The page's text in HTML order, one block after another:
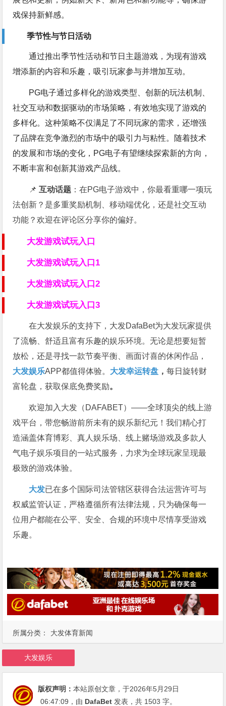
所属分类： 大发体育新闻
戏保持新鲜感。
季节性与节日活动
通过推出季节性活动和节日主题游戏，为现有游戏
增添新的内容和乐趣，吸引玩家参与并增加互动。
PG电子通过多样化的游戏类型、创新的玩法机制、
社交互动和数据驱动的市场策略，有效地实现了游戏的
多样化。这种策略不仅满足了不同玩家的需求，还增强
了品牌在竞争激烈的市场中的吸引力与粘性。随着技术
的发展和市场的变化，PG电子有望继续探索新的方向，
不断丰富和创新其游戏产品线。
📌互动话题 ：在PG电子游戏中，你最看重哪一项玩
法创新？是多重奖励机制、移动端优化，还是社交互动
功能？欢迎在评论区分享你的偏好。
大发游戏试玩入口
大发游戏试玩入口1
大发游戏试玩入口2
大发游戏试玩入口3
在大发娱乐的支持下，大发DafaBet为大发玩家提供
了流畅、舒适且富有乐趣的娱乐环境。无论是想要短暂
放松，还是寻找一款节奏平衡、画面讨喜的休闲作品，
大发娱乐APP都值得体验。 大发幸运转盘 ，每日旋转财
富轮盘，获取保底免费奖励。
欢迎加入大发（DAFABET）——全球顶尖的线上游
戏平台，带您畅游前所未有的娱乐新纪元！我们精心打
造涵盖体育博彩、真人娱乐场、线上赌场游戏及多款人
气电子娱乐项目的一站式服务，力求为全球玩家呈现最
极致的游戏体验。
大发已在多个国际司法管辖区获得合法运营许可与
权威监管认证，严格遵循所有法律法规，只为确保每一
位用户都能在公平、安全、合规的环境中尽情享受游戏
乐趣。
大发娱乐
版权声明：本站原创文章，于2026年5月29日
06:47:09 ，由 DafaBet 发表，共 1503 字。